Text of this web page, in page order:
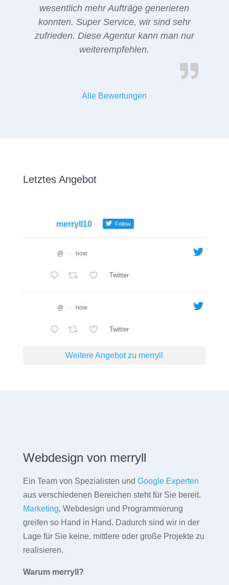
wesentlich mehr Aufträge generieren
konnten. Super Service, wir sind sehr
zufrieden. Diese Agentur kann man nur
weiterempfehlen.
Alle Bewertungen
Letztes Angebot
merryll10 Follow
@ · now
Twitter
@ · now
Twitter
Weitere Angebot zu merryll
Webdesign von merryll
Ein Team von Spezialisten und Google Experten
aus verschiedenen Bereichen steht für Sie bereit.
Marketing, Webdesign und Programmierung
greifen so Hand in Hand. Dadurch sind wir in der
Lage für Sie keine, mittlere oder große Projekte zu
realisieren.
Warum merryll?